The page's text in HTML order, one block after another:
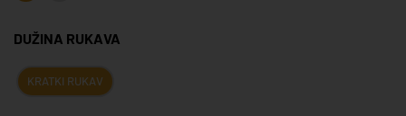
DUŽINA RUKAVA
KRATKI RUKAV